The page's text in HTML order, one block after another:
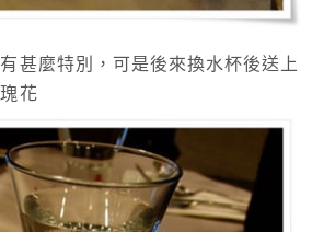
甚麼特別，可是後來換水杯後送上
花